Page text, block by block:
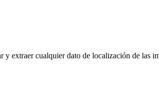
extraer cualquier dato de localización de las